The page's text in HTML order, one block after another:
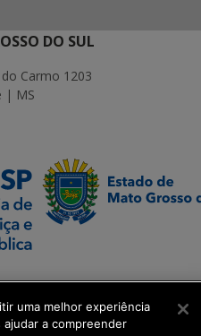
DO SUL
Carmo 1203
| MS
uma melhor experiência
a compreender